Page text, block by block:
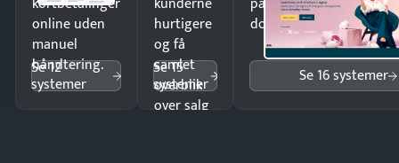
online uden
manuel
håndtering.
Se 12
systemer
hurtigere
og få
samlet
overblik
over salg
Se 15
systemer
dokumenter.
Se 16 systemer